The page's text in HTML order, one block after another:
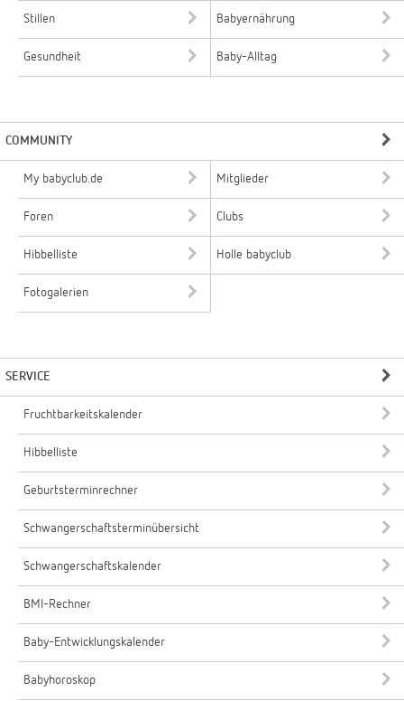
Stillen Babyernährung
Gesundheit Baby-Alltag
COMMUNITY
My babyclub.de Mitglieder
Foren Clubs
Hibbelliste Holle babyclub
Fotogalerien
SERVICE
Fruchtbarkeitskalender
Hibbelliste
Geburtsterminrechner
Schwangerschaftsterminübersicht
Schwangerschaftskalender
BMI-Rechner
Baby-Entwicklungskalender
Babyhoroskop